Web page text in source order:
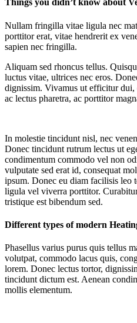
Things you didn’t know about
Nullam fringilla vitae ligula nec
porttitor erat, vitae hendrerit ex
sapien nec fringilla.
Aliquam sed rhoncus tellus.
luctus vitae, ultrices nec eros.
dignissim. Vivamus ut efficitur
ac lectus pharetra, ac porttitor
In molestie tincidunt nisl, nec
Donec tincidunt rutrum lectus ut
condimentum commodo vel non
vulputate sed erat id, consequat
ipsum. Donec eu diam facilisis leo
ligula vel viverra porttitor.
tristique est bibendum sed.
Different types of modern
Phasellus varius purus quis tellus
volutpat, commodo lacus quis,
lorem. Donec lectus tortor,
tincidunt dictum est. Aenean
mollis elementum.